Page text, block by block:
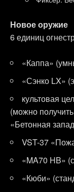
Новое оружие
6 единиц
«Каппа»
«Сэнко LX»
культовая
(можно
«Бетонная
VST-37
«MA70 HB»
«Кюби»